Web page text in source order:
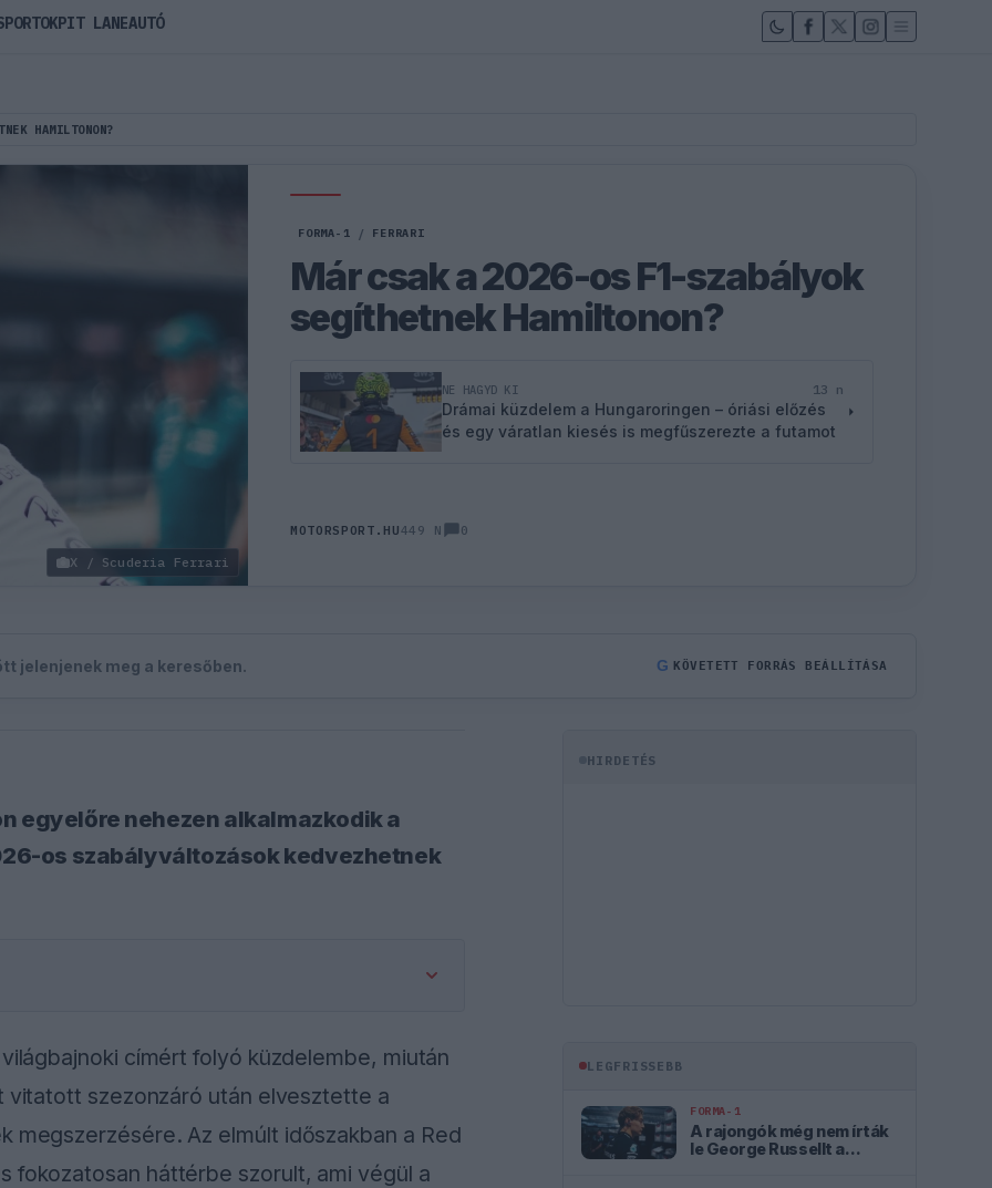
HAMILTONON?
X / Scuderia Ferrari
FORMA-1 / FERRARI
Már csak a 2026-os F1-szabályok
segíthetnek Hamiltonon?
NE HAGYD KI 13 n
Drámai küzdelem a Hungaroringen – óriási előzés
és egy váratlan kiesés is megfűszerezte a futamot
MOTORSPORT.HU449 N 0
jelenjenek meg a keresőben. G KÖVETETT FORRÁS BEÁLLÍTÁSA
egyelőre nehezen alkalmazkodik a
os szabályváltozások kedvezhetnek
címért folyó küzdelembe, miután
vitatott szezonzáró után elvesztette a
megszerzésére. Az elmúlt időszakban a Red
fokozatosan háttérbe szorult, ami végül a
HIRDETÉS
LEGFRISSEBB
FORMA-1
A rajongók még nem írták
le George Russellt a
PIT LANEAUTÓ